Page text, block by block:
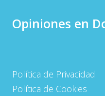
Opiniones en
Política de Privacidad
Política de Cookies